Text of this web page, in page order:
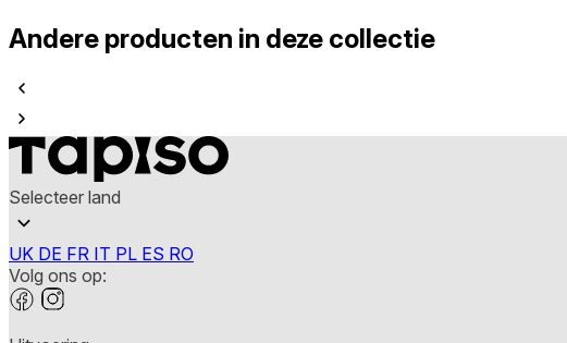
Andere producten in deze collectie
Selecteer land
UK DE FR IT PL ES RO
Volg ons op: